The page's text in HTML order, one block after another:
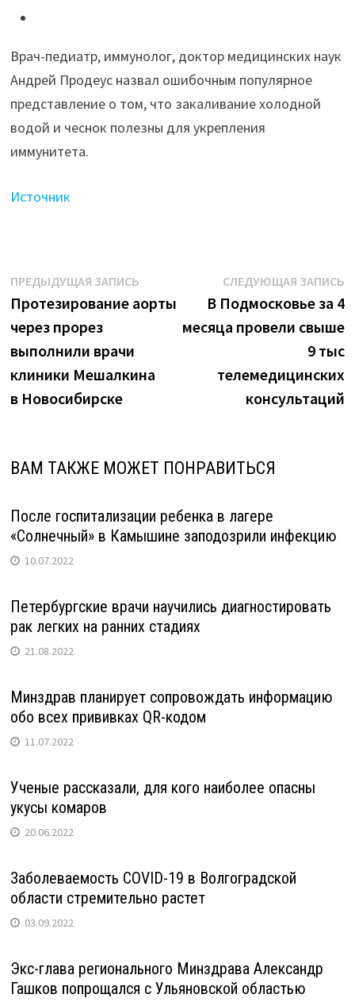
пользу
холодной
водой
для иммунитета"
Врач-педиатр, иммунолог, доктор медицинских наук
Андрей Продеус назвал ошибочным популярное
представление о том, что закаливание холодной
водой и чеснок полезны для укрепления
иммунитета.
Источник
Навигация
по
записям
ПРЕДЫДУЩАЯ ЗАПИСЬПредыдущая
запись:
Протезирование аорты
через прорез
выполнили врачи
клиники Мешалкина
в Новосибирске
СЛЕДУЮЩАЯ ЗАПИСЬ
В Подмосковье за 4
месяца провели свыше
9 тыс
телемедицинских
консультаций
ВАМ ТАКЖЕ МОЖЕТ ПОНРАВИТЬСЯ
После госпитализации ребенка в лагере
«Солнечный» в Камышине заподозрили инфекцию
10.07.2022
Петербургские врачи научились диагностировать
рак легких на ранних стадиях
21.08.2022
Минздрав планирует сопровождать информацию
обо всех прививках QR-кодом
11.07.2022
Ученые рассказали, для кого наиболее опасны
укусы комаров
20.06.2022
Заболеваемость COVID-19 в Волгоградской
области стремительно растет
03.09.2022
Экс-глава регионального Минздрава Александр
Гашков попрощался с Ульяновской областью